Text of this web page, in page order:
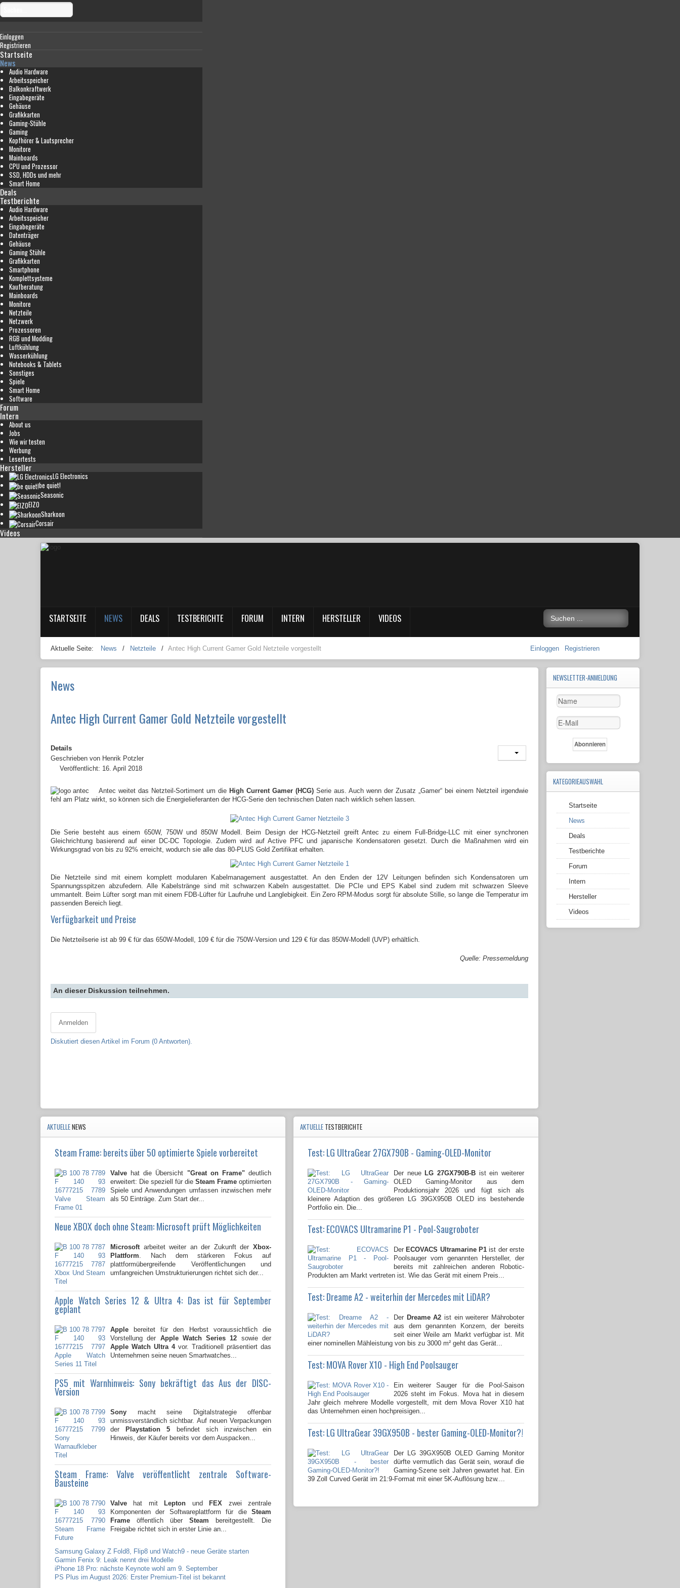
Einloggen
Registrieren
Startseite
News
Audio Hardware
Arbeitsspeicher
Balkonkraftwerk
Eingabegeräte
Gehäuse
Grafikkarten
Gaming-Stühle
Gaming
Kopfhörer & Lautsprecher
Monitore
Mainboards
CPU und Prozessor
SSD, HDDs und mehr
Smart Home
Deals
Testberichte
Audio Hardware
Arbeitsspeicher
Eingabegeräte
Datenträger
Gehäuse
Gaming Stühle
Grafikkarten
Smartphone
Komplettsysteme
Kaufberatung
Mainboards
Monitore
Netzteile
Netzwerk
Prozessoren
RGB und Modding
Luftkühlung
Wasserkühlung
Notebooks & Tablets
Sonstiges
Spiele
Smart Home
Software
Forum
Intern
About us
Jobs
Wie wir testen
Werbung
Lesertests
Hersteller
LG Electronics
be quiet!
Seasonic
EIZO
Sharkoon
Corsair
Videos
STARTSEITE NEWS DEALS TESTBERICHTE FORUM INTERN HERSTELLER VIDEOS
Aktuelle Seite: News / Netzteile / Antec High Current Gamer Gold Netzteile vorgestellt Einloggen Registrieren
News
Antec High Current Gamer Gold Netzteile vorgestellt
Details
Geschrieben von Henrik Potzler
Veröffentlicht: 16. April 2018
Antec weitet das Netzteil-Sortiment um die High Current Gamer (HCG) Serie aus. Auch wenn der Zusatz „Gamer“ bei einem Netzteil irgendwie
fehl am Platz wirkt, so können sich die Energielieferanten der HCG-Serie den technischen Daten nach wirklich sehen lassen.
Die Serie besteht aus einem 650W, 750W und 850W Modell. Beim Design der HCG-Netzteil greift Antec zu einem Full-Bridge-LLC mit einer synchronen
Gleichrichtung basierend auf einer DC-DC Topologie. Zudem wird auf Active PFC und japanische Kondensatoren gesetzt. Durch die Maßnahmen wird ein
Wirkungsgrad von bis zu 92% erreicht, wodurch sie alle das 80-PLUS Gold Zertifikat erhalten.
Die Netzteile sind mit einem komplett modularen Kabelmanagement ausgestattet. An den Enden der 12V Leitungen befinden sich Kondensatoren um
Spannungsspitzen abzufedern. Alle Kabelstränge sind mit schwarzen Kabeln ausgestattet. Die PCIe und EPS Kabel sind zudem mit schwarzen Sleeve
ummantelt. Beim Lüfter sorgt man mit einem FDB-Lüfter für Laufruhe und Langlebigkeit. Ein Zero RPM-Modus sorgt für absolute Stille, so lange die Temperatur im
passenden Bereich liegt.
Verfügbarkeit und Preise
Die Netzteilserie ist ab 99 € für das 650W-Modell, 109 € für die 750W-Version und 129 € für das 850W-Modell (UVP) erhältlich.
Quelle: Pressemeldung
An dieser Diskussion teilnehmen.
Anmelden
Diskutiert diesen Artikel im Forum (0 Antworten).
AKTUELLENEWS
Steam Frame: bereits über 50 optimierte Spiele vorbereitet
Valve hat die Übersicht "Great on Frame"deutlich
erweitert: Die speziell für die Steam Frame optimierten
Spiele und Anwendungen umfassen inzwischen mehr
als 50 Einträge. Zum Start der...
Neue XBOX doch ohne Steam: Microsoft prüft Möglichkeiten
Microsoftarbeitet weiter an der Zukunft der Xbox-
Plattform. Nach dem stärkeren Fokus auf
plattformübergreifende Veröffentlichungen und
umfangreichen Umstrukturierungen richtet sich der...
Apple Watch Series 12 & Ultra 4: Das ist für September
geplant
Apple bereitet für den Herbst voraussichtlich die
Vorstellung der Apple Watch Series 12 sowie der
Apple Watch Ultra 4vor. Traditionell präsentiert das
Unternehmen seine neuen Smartwatches...
PS5 mit Warnhinweis: Sony bekräftigt das Aus der DISC-
Version
Sony macht seine Digitalstrategie offenbar
unmissverständlich sichtbar. Auf neuen Verpackungen
der
Playstation 5 befindet sich inzwischen ein
Hinweis, der Käufer bereits vor dem Auspacken...
Steam Frame: Valve veröffentlicht zentrale Software-
Bausteine
Valve hat mit Lepton und FEX zwei zentrale
Komponenten der Softwareplattform für die Steam
Frame öffentlich über Steam bereitgestellt. Die
Freigabe richtet sich in erster Linie an...
Samsung Galaxy Z Fold8, Flip8 und Watch9 - neue Geräte starten
Garmin Fenix 9: Leak nennt drei Modelle
iPhone 18 Pro: nächste Keynote wohl am 9. September
PS Plus im August 2026: Erster Premium-Titel ist bekannt
AKTUELLE TESTBERICHTE
Test: LG UltraGear 27GX790B - Gaming-OLED-Monitor
Der neue LG 27GX790B-B ist ein weiterer
OLED Gaming-Monitor aus dem
Produktionsjahr 2026 und fügt sich als
kleinere Adaption des größeren LG 39GX950B OLED ins bestehende
Portfolio ein. Die...
Test: ECOVACS Ultramarine P1 - Pool-Saugroboter
Der ECOVACS Ultramarine P1 ist der erste
Poolsauger vom genannten Hersteller, der
bereits mit zahlreichen anderen Robotic-
Produkten am Markt vertreten ist. Wie das Gerät mit einem Preis...
Test: Dreame A2 - weiterhin der Mercedes mit LiDAR?
Der Dreame A2 ist ein weiterer Mähroboter
aus dem genannten Konzern, der bereits
seit einer Weile am Markt verfügbar ist. Mit
einer nominellen Mähleistung von bis zu 3000 m² geht das Gerät...
Test: MOVA Rover X10 - High End Poolsauger
Ein weiterer Sauger für die Pool-Saison
2026 steht im Fokus. Mova hat in diesem
Jahr gleich mehrere Modelle vorgestellt, mit dem Mova Rover X10 hat
das Unternehmen einen hochpreisigen...
Test: LG UltraGear 39GX950B - bester Gaming-OLED-Monitor?!
Der LG 39GX950B OLED Gaming Monitor
dürfte vermutlich das Gerät sein, worauf die
Gaming-Szene seit Jahren gewartet hat. Ein
39 Zoll Curved Gerät im 21:9-Format mit einer 5K-Auflösung bzw....
NEWSLETTER-ANMELDUNG
KATEGORIEAUSWAHL
Startseite
News
Deals
Testberichte
Forum
Intern
Hersteller
Videos